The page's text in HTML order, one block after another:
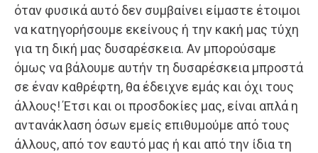
όταν φυσικά αυτό δεν συμβαίνει είμαστε έτοιμοι
να κατηγορήσουμε εκείνους ή την κακή μας τύχη
για τη δική μας δυσαρέσκεια. Αν μπορούσαμε
όμως να βάλουμε αυτήν τη δυσαρέσκεια μπροστά
σε έναν καθρέφτη, θα έδειχνε εμάς και όχι τους
άλλους! Έτσι και οι προσδοκίες μας, είναι απλά η
αντανάκλαση όσων εμείς επιθυμούμε από τους
άλλους, από τον εαυτό μας ή και από την ίδια τη